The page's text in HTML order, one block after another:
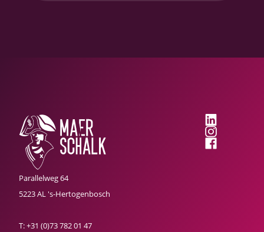
Parallelweg 64
5223 AL 's-Hertogenbosch
T:+31 (0)73 782 01 47